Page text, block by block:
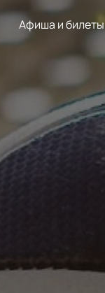
Афиша и билеты